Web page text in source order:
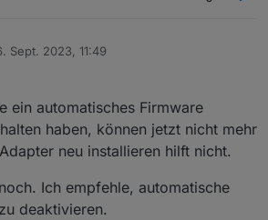
Zugangsdaten eingeben
auf true setzen steuert den
Kamerasteuerung aktivieren
Sept. 2023, 11:49
von
ein automatisches Firmware
haben, können jetzt nicht mehr
neu installieren hilft nicht.
Ich empfehle, automatische
deaktivieren.